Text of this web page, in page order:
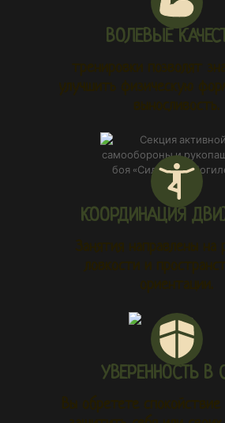
ВОЛЕВЫЕ
тренировки позволят
улучшить физическую
выносливость.
КООРДИНАЦИЯ
Занятия направлены на
ловкости и
ориентации.
УВЕРЕННОСТЬ В
Вы обретете